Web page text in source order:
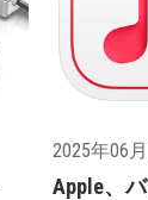
2025年06
Apple、